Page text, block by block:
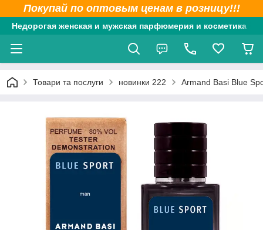
Покупай по оптовым ценам в розницу!!!
Недорогая женская и мужская парфюмерия и косметика
Товари та послуги новинки 222 Armand Basi Blue